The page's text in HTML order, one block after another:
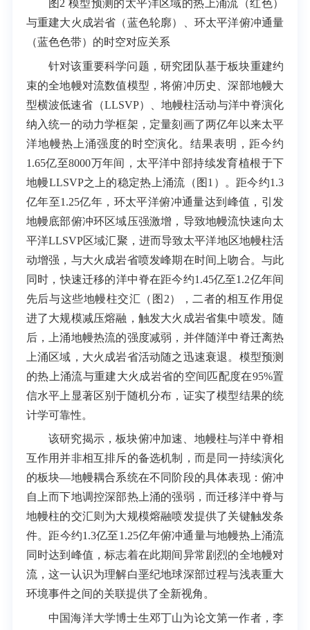
图2 模型预测的太平洋区域的热上涌流（红色）
与重建大火成岩省（蓝色轮廓）、环太平洋俯冲通量
（蓝色色带）的时空对应关系
针对该重要科学问题，研究团队基于板块重建约
束的全地幔对流数值模型，将俯冲历史、深部地幔大
型横波低速省（LLSVP）、地幔柱活动与洋中脊演化
纳入统一的动力学框架，定量刻画了两亿年以来太平
洋地幔热上涌强度的时空演化。结果表明，距今约
1.65亿至8000万年间，太平洋中部持续发育植根于下
地幔LLSVP之上的稳定热上涌流（图1）。距今约1.3
亿年至1.25亿年，环太平洋俯冲通量达到峰值，引发
地幔底部俯冲环区域压强激增，导致地幔流快速向太
平洋LLSVP区域汇聚，进而导致太平洋地区地幔柱活
动增强，与大火成岩省喷发峰期在时间上吻合。与此
同时，快速迁移的洋中脊在距今约1.45亿至1.2亿年间
先后与这些地幔柱交汇（图2），二者的相互作用促
进了大规模减压熔融，触发大火成岩省集中喷发。随
后，上涌地幔热流的强度减弱，并伴随洋中脊迁离热
上涌区域，大火成岩省活动随之迅速衰退。模型预测
的热上涌流与重建大火成岩省的空间匹配度在95%置
信水平上显著区别于随机分布，证实了模型结果的统
计学可靠性。
该研究揭示，板块俯冲加速、地幔柱与洋中脊相
互作用并非相互排斥的备选机制，而是同一持续演化
的板块—地幔耦合系统在不同阶段的具体表现：俯冲
自上而下地调控深部热上涌的强弱，而迁移洋中脊与
地幔柱的交汇则为大规模熔融喷发提供了关键触发条
件。距今约1.3亿至1.25亿年俯冲通量与地幔热上涌流
同时达到峰值，标志着在此期间异常剧烈的全地幔对
流，这一认识为理解白垩纪地球深部过程与浅表重大
环境事件之间的关联提供了全新视角。
中国海洋大学博士生邓丁山为论文第一作者，李